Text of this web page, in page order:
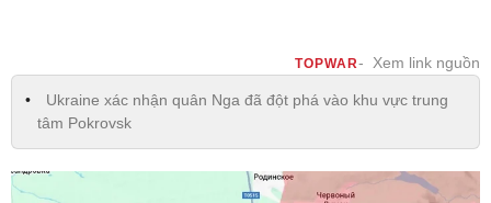
TOPWAR Xem link nguồn
Ukraine xác nhận quân Nga đã đột phá vào khu vực trung
tâm Pokrovsk